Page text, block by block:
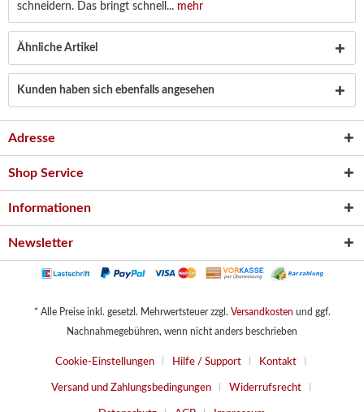
schneidern. Das bringt schnell... mehr
Ähnliche Artikel
Kunden haben sich ebenfalls angesehen
Adresse
Shop Service
Informationen
Newsletter
* Alle Preise inkl. gesetzl. Mehrwertsteuer zzgl. Versandkosten und ggf.
Nachnahmegebühren, wenn nicht anders beschrieben
Cookie-Einstellungen Hilfe / Support Kontakt
Versand und Zahlungsbedingungen Widerrufsrecht